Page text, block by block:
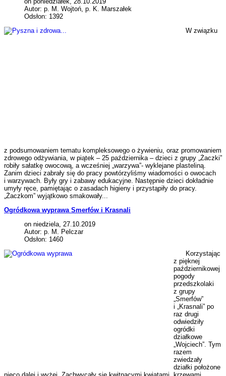
Autor: p. M. Wojtoń, p. K. Marszałek
Odsłon: 1392
W związku
z podsumowaniem tematu kompleksowego o żywieniu, oraz promowaniem
zdrowego odżywiania, w piątek – 25 października – dzieci z grupy „Żaczki”
robiły sałatkę owocową, a wcześniej „warzywa”- wyklejane plasteliną.
Zanim dzieci zabrały się do pracy powtórzyliśmy wiadomości o owocach
i warzywach. Były gry i zabawy edukacyjne. Następnie dzieci dokładnie
umyły ręce, pamiętając o zasadach higieny i przystąpiły do pracy.
„Żaczkom” wyjątkowo smakowały...
Ogródkowa wyprawa Smerfów i Krasnali
on niedziela, 27.10.2019
Autor: p. M. Pelczar
Odsłon: 1460
Korzystając
z pięknej
październikowej
pogody
przedszkolaki
z grupy
„Smerfów”
i „Krasnali” po
raz drugi
odwiedziły
ogródki
działkowe
„Wojciech”. Tym
razem
zwiedzały
działki położone